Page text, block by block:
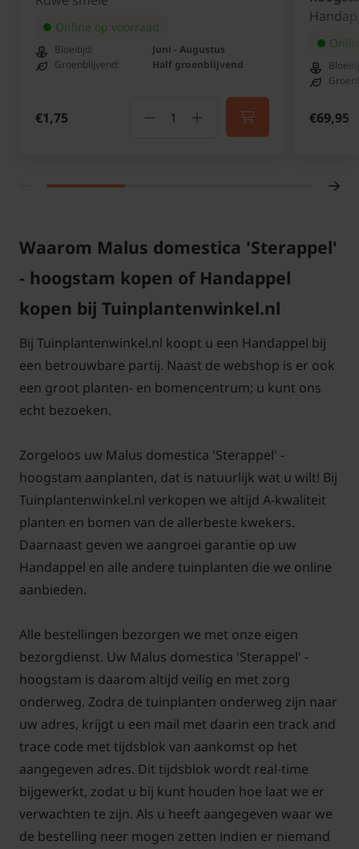
korte takjes van 10 cm die overblijven worden dikker.
Hieraan vormen zich in de loop van de jaren de
bloemen die kunnen uitgroeien tot vruchten.
Bomen van tuinplantenwinkel.nl kunt u jaarrond
zomer is dus altijd mogelijk, met
Online op voorraad
Bloeitijd:
Juni - Augustus
Groenblijvend:
Half groenblijvend
€1,75 €69,95
Waarom Malus domestica 'Sterappel'
- hoogstam kopen of Handappel
kopen bij Tuinplantenwinkel.nl
Bij Tuinplantenwinkel.nl koopt u een Handappel bij
een betrouwbare partij. Naast de webshop is er ook
een groot planten- en bomencentrum; u kunt ons
echt bezoeken.
Zorgeloos uw Malus domestica 'Sterappel' -
hoogstam aanplanten, dat is natuurlijk wat u wilt! Bij
Tuinplantenwinkel.nl verkopen we altijd A-kwaliteit
planten en bomen van de allerbeste kwekers.
Daarnaast geven we aangroei garantie op uw
Handappel en alle andere tuinplanten die we online
aanbieden.
Alle bestellingen bezorgen we met onze eigen
bezorgdienst. Uw Malus domestica 'Sterappel' -
hoogstam is daarom altijd veilig en met zorg
onderweg. Zodra de tuinplanten onderweg zijn naar
uw adres, krijgt u een mail met daarin een track and
trace code met tijdsblok van aankomst op het
aangegeven adres. Dit tijdsblok wordt real-time
bijgewerkt, zodat u bij kunt houden hoe laat we er
verwachten te zijn. Als u heeft aangegeven waar we
de bestelling neer mogen zetten indien er niemand